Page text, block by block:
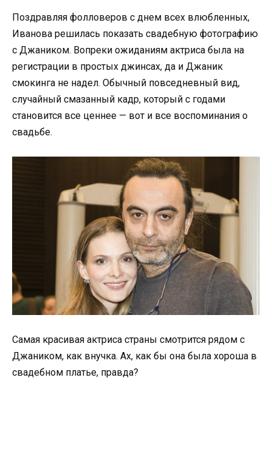
Поздравляя фолловеров с днем всех влюбленных,
Иванова решилась показать свадебную фотографию
с Джаником. Вопреки ожиданиям актриса была на
регистрации в простых джинсах, да и Джаник
смокинга не надел. Обычный повседневный вид,
случайный смазанный кадр, который с годами
становится все ценнее — вот и все воспоминания о
свадьбе.
Самая красивая актриса страны смотрится рядом с
Джаником, как внучка. Ах, как бы она была хороша в
свадебном платье, правда?